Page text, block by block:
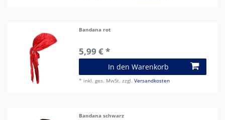
Bandana rot
5,99 € *
In den Warenkorb
* inkl. ges. MwSt. zzgl.Versandkosten
Bandana schwarz